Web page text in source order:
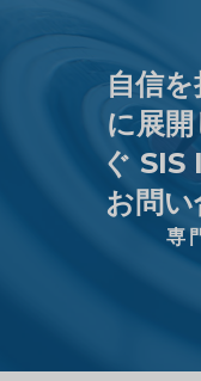
自信
に展
ぐ
お問い
専